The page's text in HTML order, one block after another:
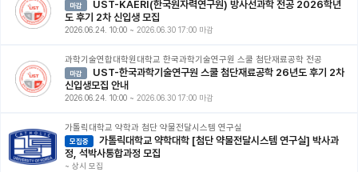
마감
도 후기 2차 신입생 모집
2026.06.24. 10:00 ~ 2026.06.30 17:00 마감
과학기술연합대학원대학교 한국과학기술연구원 스쿨 첨단재료공학 전공
마감
신입생모집 안내
2026.06.24. 10:00 ~ 2026.06.30 17:00 마감
가톨릭대학교 약학과 첨단 약물전달시스템 연구실
모집중
정, 석박사통합과정 모집
~ 상시 모집